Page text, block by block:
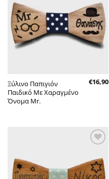
στην λίστα
επιθυμητών
Ξύλινο Παπιγιόν
Παιδικό Με Χαραγμένο
Όνομα Mr.
€16,90
στην λίστα
επιθυμητών